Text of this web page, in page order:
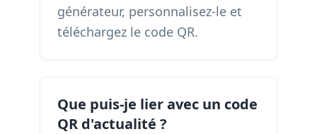
générateur, personnalisez-le et
téléchargez le code QR.
Que puis-je lier avec un code
QR d'actualité ?